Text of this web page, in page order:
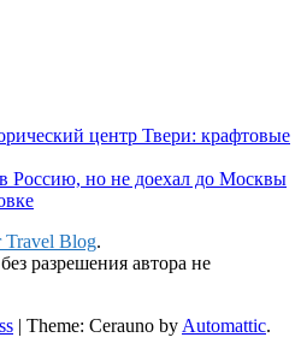
центр Твери: крафтовые
Россию, но не доехал до Москвы
Travel Blog.
разрешения автора не
| Theme: Cerauno byAutomattic.